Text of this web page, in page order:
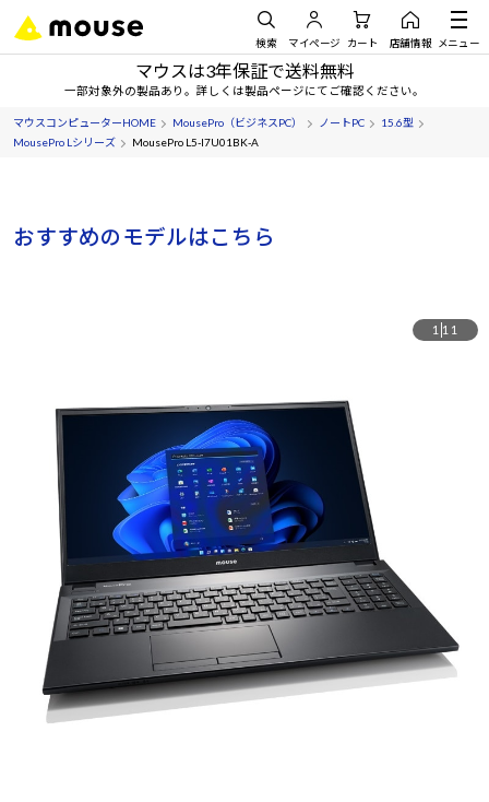
検索 マイページ カート 店舗情報 メニュー
マウスは3年保証で送料無料
一部対象外の製品あり。詳しくは製品ページにてご確認ください。
マウスコンピューターHOME MousePro（ビジネスPC） ノートPC
15.6型
MousePro Lシリーズ
MousePro L5-I7U01BK-A
おすすめのモデルはこちら
1 11